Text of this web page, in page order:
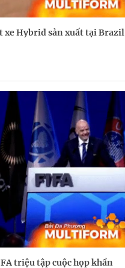
xe Hybrid sản xuất tại Brazil
triệu tập cuộc họp khẩn